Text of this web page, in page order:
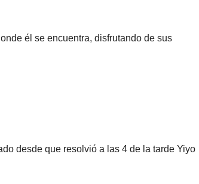
él se encuentra, disfrutando de sus
desde que resolvió a las 4 de la tarde Yiyo